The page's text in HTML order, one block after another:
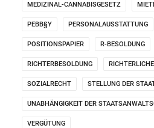
MEDIZINAL-CANNABISGESETZ
PEBB§Y PERSONALAUSSTATTUNG
POSITIONSPAPIER R-BESOLDUNG
RICHTERBESOLDUNG
SOZIALRECHT STELLUNG DER
UNABHÄNGIGKEIT DER
VERGÜTUNG